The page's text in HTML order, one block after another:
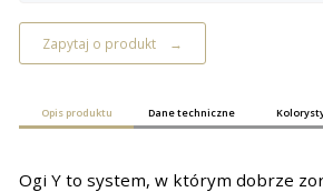
Zapytaj o produkt
Opis produktu Dane techniczne
Ogi Y to system, w którym dobrze